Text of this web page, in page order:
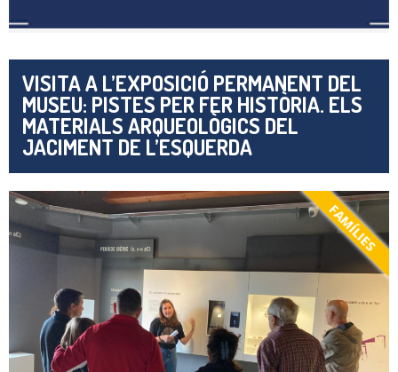
VISITA A L’EXPOSICIÓ PERMANENT DEL
MUSEU: PISTES PER FER HISTÒRIA. ELS
MATERIALS ARQUEOLÒGICS DEL
JACIMENT DE L’ESQUERDA
FAMÍLIES